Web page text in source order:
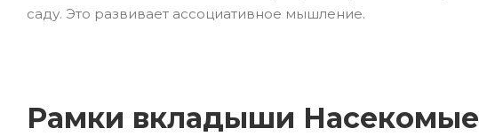
саду. Это развивает ассоциативное мышление.
Рамки вкладыши Насекомые